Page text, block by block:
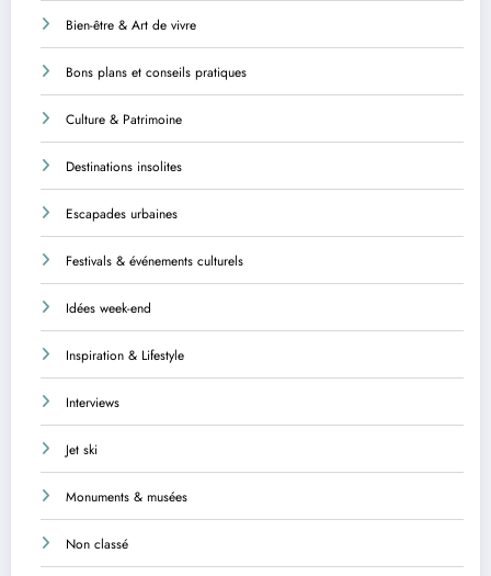
Bien-être & Art de vivre
Bons plans et conseils pratiques
Culture & Patrimoine
Destinations insolites
Escapades urbaines
Festivals & événements culturels
Idées week-end
Inspiration & Lifestyle
Interviews
Jet ski
Monuments & musées
Non classé